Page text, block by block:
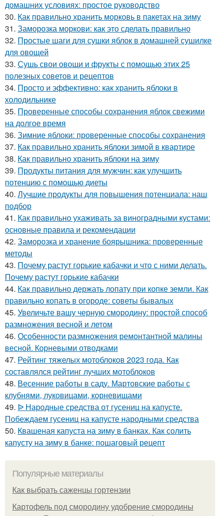
домашних условиях: простое руководство
30. Как правильно хранить морковь в пакетах на зиму
31. Заморозка моркови: как это сделать правильно
32. Простые шаги для сушки яблок в домашней сушилке
для овощей
33. Сушь свои овощи и фрукты с помощью этих 25
полезных советов и рецептов
34. Просто и эффективно: как хранить яблоки в
холодильнике
35. Проверенные способы сохранения яблок свежими
на долгое время
36. Зимние яблоки: проверенные способы сохранения
37. Как правильно хранить яблоки зимой в квартире
38. Как правильно хранить яблоки на зиму
39. Продукты питания для мужчин: как улучшить
потенцию с помощью диеты
40. Лучшие продукты для повышения потенциала: наш
подбор
41. Как правильно ухаживать за виноградными кустами:
основные правила и рекомендации
42. Заморозка и хранение боярышника: проверенные
методы
43. Почему растут горькие кабачки и что с ними делать.
Почему растут горькие кабачки
44. Как правильно держать лопату при копке земли. Как
правильно копать в огороде: советы бывалых
45. Увеличьте вашу черную смородину: простой способ
размножения весной и летом
46. Особенности размножения ремонтантной малины
весной. Корневыми отводками
47. Рейтинг тяжелых мотоблоков 2023 года. Как
составлялся рейтинг лучших мотоблоков
48. Весенние работы в саду. Мартовские работы с
клубнями, луковицами, корневищами
49. ᐉ Народные средства от гусениц на капусте.
Побеждаем гусениц на капусте народными средства
50. Квашеная капуста на зиму в банках. Как солить
капусту на зиму в банке: пошаговый рецепт
Популярные материалы
Как выбрать саженцы гортензии
Картофель под смородину удобрение смородины